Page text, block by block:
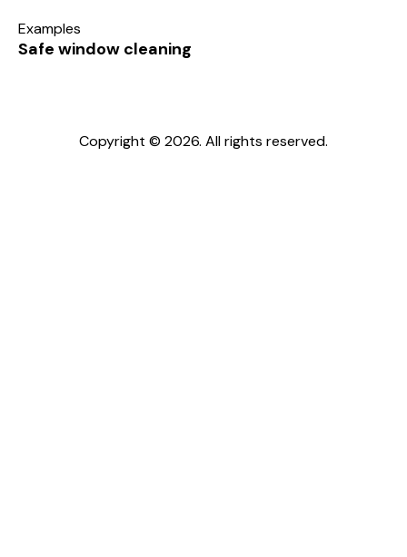
Examples
Safe window cleaning
Copyright © 2026. All rights reserved.